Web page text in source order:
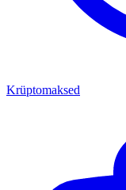
Krüptomaksed